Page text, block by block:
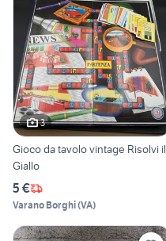
3
Gioco da tavolo vintage Risolvi il
Giallo
5 €
Varano Borghi(VA)